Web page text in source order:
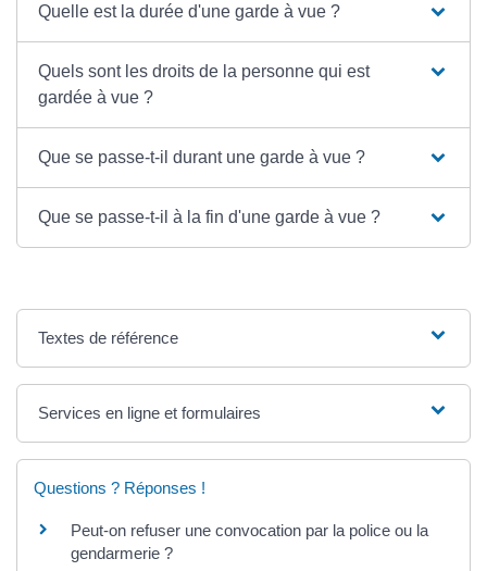
Quelle est la durée d'une garde à vue ?
Quels sont les droits de la personne qui est
gardée à vue ?
Que se passe-t-il durant une garde à vue ?
Que se passe-t-il à la fin d'une garde à vue ?
Textes de référence
Services en ligne et formulaires
Questions ? Réponses !
Peut-on refuser une convocation par la police ou la
gendarmerie ?